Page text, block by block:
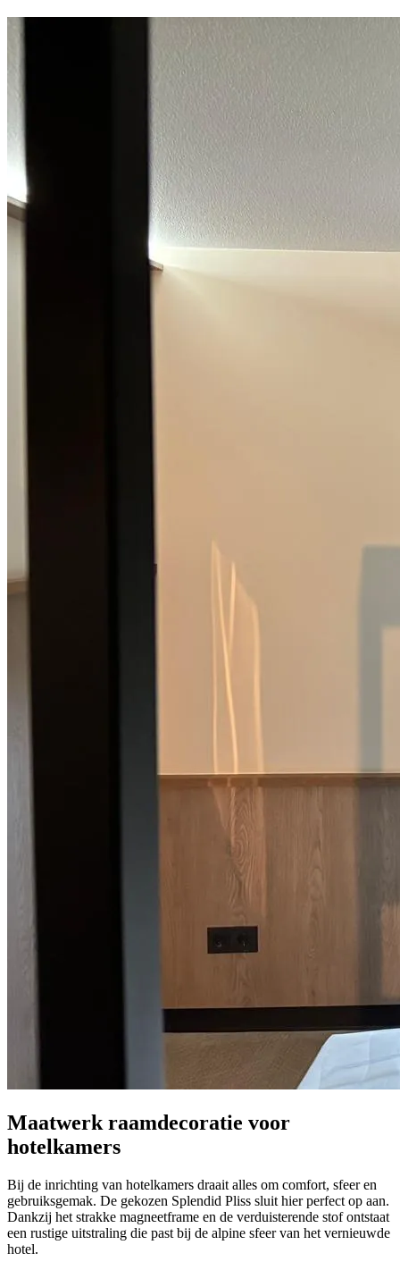
Maatwerk raamdecoratie voor
hotelkamers
Bij de inrichting van hotelkamers draait alles om comfort, sfeer en
gebruiksgemak. De gekozen Splendid Pliss sluit hier perfect op aan.
Dankzij het strakke magneetframe en de verduisterende stof ontstaat
een rustige uitstraling die past bij de alpine sfeer van het vernieuwde
hotel.